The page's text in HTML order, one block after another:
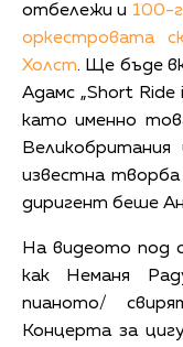
отбележи и 100-
оркестровата
Холст. Ще бъде
Адамс „Short
като именно
известна
диригент беше
На видеото под
как Неманя
пианото/
Концерта за